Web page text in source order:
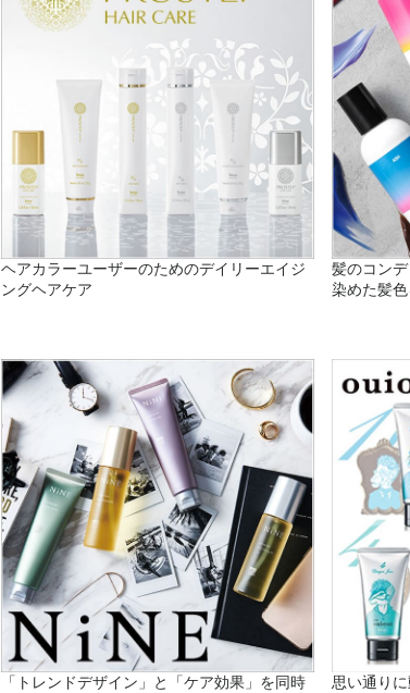
ヘアカラーユーザーのためのデイリーエイジ
ングヘアケア
髪のコン
染めた髪
「トレンドデザイン」と「ケア効果」を同時
思い通り